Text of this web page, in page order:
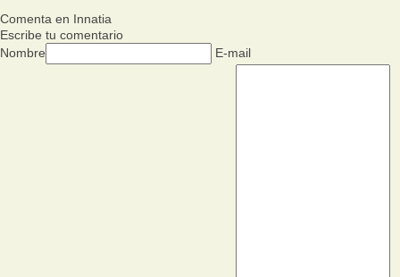
Comenta en Innatia
Escribe tu comentario
Nombre
E-mail